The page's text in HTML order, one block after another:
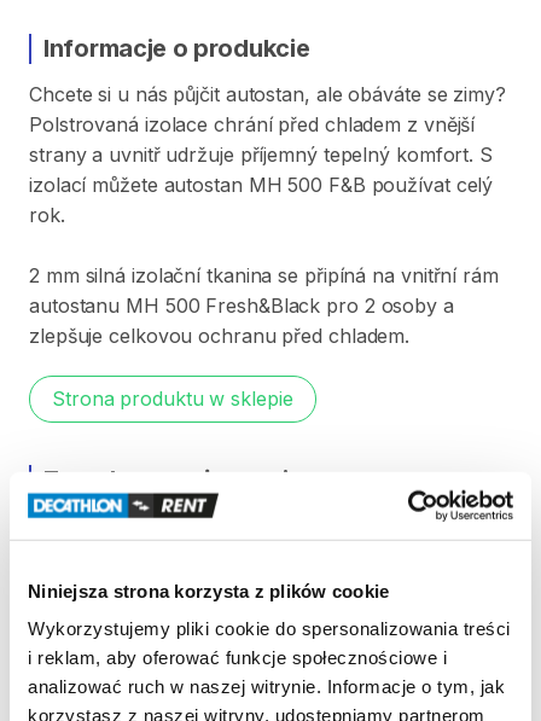
Niniejsza strona korzysta z plików cookie
Wykorzystujemy pliki cookie do spersonalizowania treści
i reklam, aby oferować funkcje społecznościowe i
analizować ruch w naszej witrynie. Informacje o tym, jak
korzystasz z naszej witryny, udostępniamy partnerom
Informacje o produkcie
Chcete si u nás půjčit autostan​,​ ale obáváte se zimy?
Polstrovaná izolace chrání před chladem z vnější
strany a uvnitř udržuje příjemný tepelný komfort. S
izolací můžete autostan MH 500 F&B používat celý
rok.
2 mm silná izolační tkanina se připíná na vnitřní rám
autostanu MH 500 Fresh&Black pro 2 osoby a
zlepšuje celkovou ochranu před chladem.
Strona produktu w sklepie
Zasady wypożyczenia
REGULAMIN
Regulamin wypożyczalni
KAUCJA